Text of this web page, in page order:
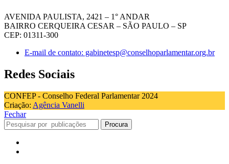
AVENIDA PAULISTA, 2421 – 1° ANDAR
BAIRRO CERQUEIRA CESAR – SÃO PAULO – SP
CEP: 01311-300
E-mail de contato: gabinetesp@conselhoparlamentar.org.br
Redes Sociais
CONFEP - Conselho Federal Parlamentar 2024
Criação: Agência Vanelli
Fechar
Procura